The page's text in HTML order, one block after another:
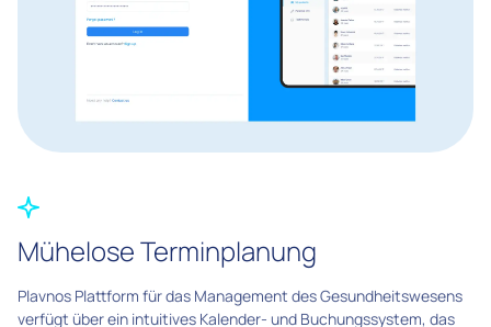
Mühelose Terminplanung
Plavnos Plattform für das Management des Gesundheitswesens
verfügt über ein intuitives Kalender- und Buchungssystem, das